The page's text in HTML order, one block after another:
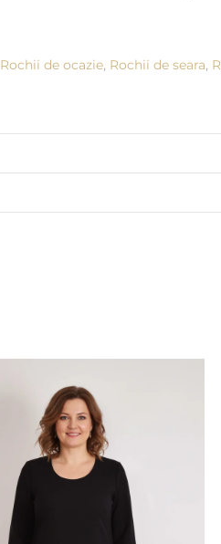
Rochii de ocazie, Rochii de seara,